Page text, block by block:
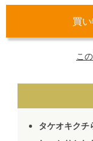
こ
タケオキクチ